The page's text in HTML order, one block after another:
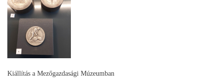
Kiállítás a Mezőgazdasági Múzeumban